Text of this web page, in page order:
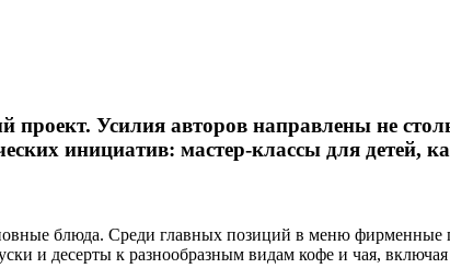
проект. Усилия авторов направлены не
инициатив: мастер-классы для детей,
блюда. Среди главных позиций в меню
и десерты к разнообразным видам кофе и чая,